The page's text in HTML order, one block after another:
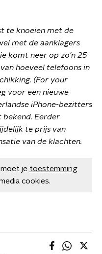
te knoeien met de
met de aanklagers
komt neer op zo'n 25
hoeveel telefoons in
(For your
voor een nieuwe
iPhone-bezitters
bekend. Eerder
te prijs van
van de klachten.
je toestemming
cookies.